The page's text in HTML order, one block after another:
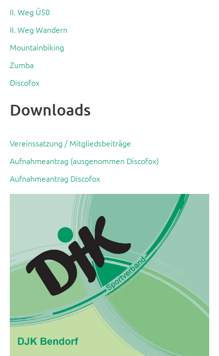
II. Weg Ü50
II. Weg Wandern
Mountainbiking
Zumba
Discofox
Downloads
Vereinssatzung / Mitgliedsbeiträge
Aufnahmeantrag (ausgenommen Discofox)
Aufnahmeantrag Discofox